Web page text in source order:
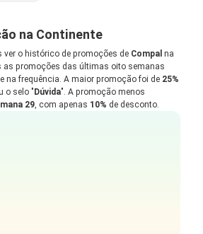
na Continente
ver o histórico de promoções de Compal na
as promoções das últimas oito semanas
na frequência. A maior promoção foi de 25%
o selo "Dúvida". A promoção menos
29 , com apenas 10% de desconto.